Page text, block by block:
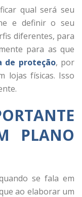
qual será seu
e definir o seu
diferentes, para
para as que
de proteção, por
lojas físicas. Isso
PLANO
se fala em
ao elaborar um